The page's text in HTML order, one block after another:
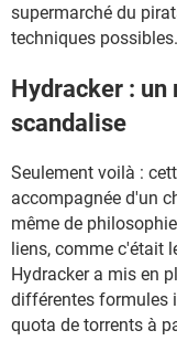
supermarché du
techniques possibles.
Hydracker : un
scandalise
Seulement voilà :
accompagnée d'un
même de
liens, comme c'était
Hydracker a mis en
différentes formules
quota de torrents à